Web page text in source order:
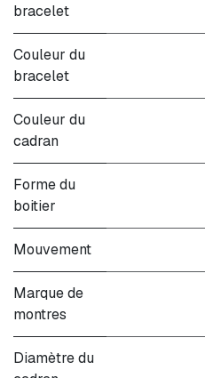
bracelet
Couleur du
bracelet
Couleur du
cadran
Forme du
boitier
Mouvement
Marque de
montres
Diamètre du